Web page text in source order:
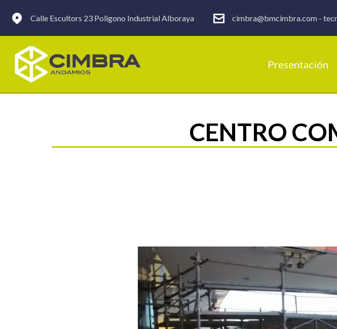
Calle Escultors 23 Poligono Industrial Alboraya cimbra@bmcimbra.com-
Presentación
CENTRO